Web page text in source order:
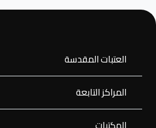
العتبات المقدسة
العتبة العلوية المقدسة
العتبة الحسينية المقدسة
المراكز التابعة